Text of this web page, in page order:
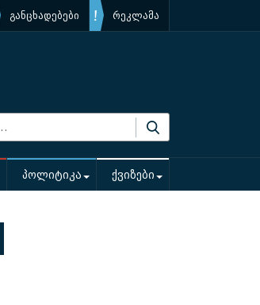
განცხადებები რეკლამა
პოლიტიკა ქვიზები